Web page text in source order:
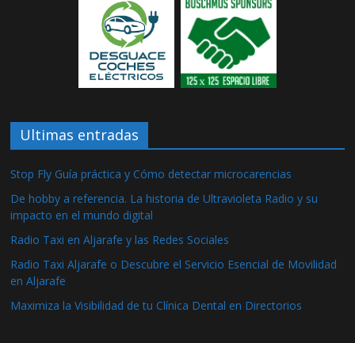
Ultimas entradas
Stop Fly Guía práctica y Cómo detectar microcarencias
De hobby a referencia. La historia de Ultravioleta Radio y su
impacto en el mundo digital
Radio Taxi en Aljarafe y las Redes Sociales
Radio Taxi Aljarafe o Descubre el Servicio Esencial de Movilidad
en Aljarafe
Maximiza la Visibilidad de tu Clínica Dental en Directorios